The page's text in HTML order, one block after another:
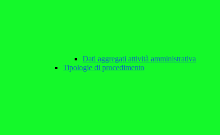
Dati aggregati attività amministrativa
Tipologie di procedimento